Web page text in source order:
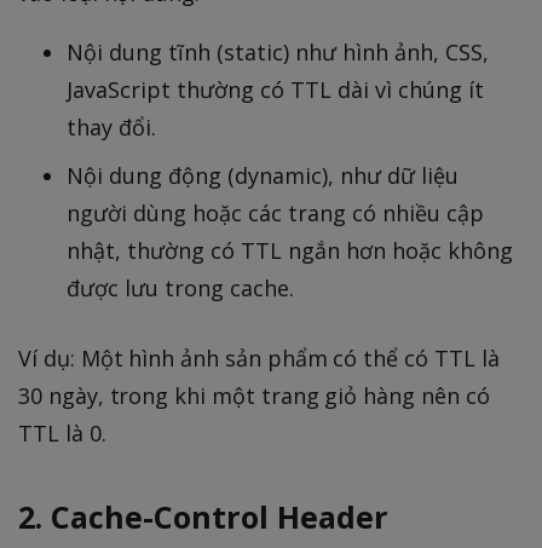
Nội dung tĩnh (static) như hình ảnh, CSS,
JavaScript thường có TTL dài vì chúng ít
thay đổi.
Nội dung động (dynamic), như dữ liệu
người dùng hoặc các trang có nhiều cập
nhật, thường có TTL ngắn hơn hoặc không
được lưu trong cache.
Ví dụ: Một hình ảnh sản phẩm có thể có TTL là
30 ngày, trong khi một trang giỏ hàng nên có
TTL là 0.
2. Cache-Control Header